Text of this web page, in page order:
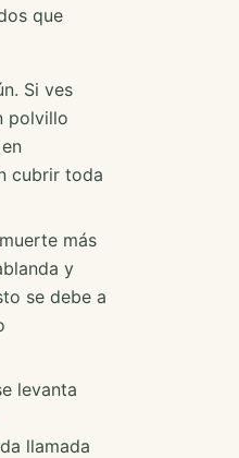
que
Si ves
polvillo
cubrir toda
más
y
se debe a
levanta
llamada